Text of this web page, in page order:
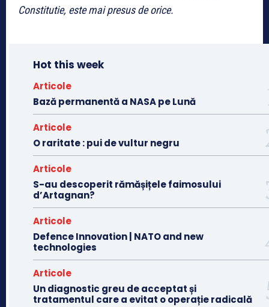
Constitutie, este mai presus de orice.
Hot this week
Articole
Bază permanentă a NASA pe Lună
Articole
O raritate : pui de vultur negru
Articole
S-au descoperit rămășițele faimosului
d’Artagnan?
Articole
Defence Innovation | NATO and new
technologies
Articole
Un diagnostic greu de acceptat și
tratamentul care a evitat o operație radicală